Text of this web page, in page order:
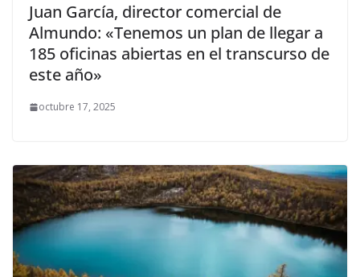
Juan García, director comercial de
Almundo: «Tenemos un plan de llegar a
185 oficinas abiertas en el transcurso de
este año»
octubre 17, 2025